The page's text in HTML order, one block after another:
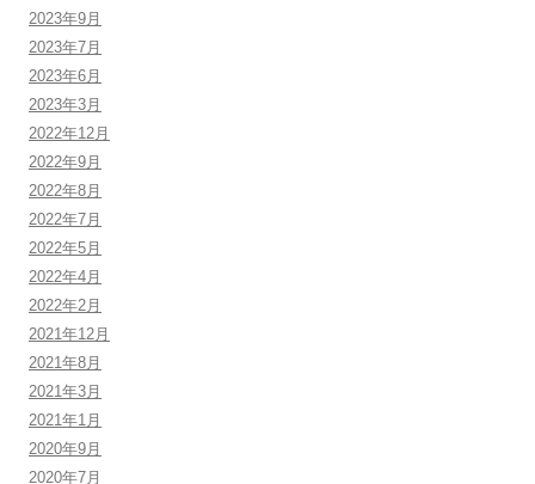
2023年9月
2023年7月
2023年6月
2023年3月
2022年12月
2022年9月
2022年8月
2022年7月
2022年5月
2022年4月
2022年2月
2021年12月
2021年8月
2021年3月
2021年1月
2020年9月
2020年7月